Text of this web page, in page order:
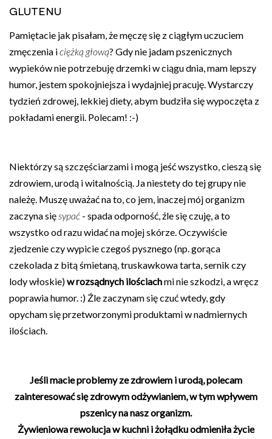
glutenu
Pamiętacie jak pisałam, że męczę się z ciągłym uczuciem
zmęczenia iciężką głową? Gdy nie jadam pszenicznych
wypieków nie potrzebuję drzemki w ciągu dnia, mam lepszy
humor, jestem spokojniejsza i wydajniej pracuję. Wystarczy
tydzień zdrowej, lekkiej diety, abym budziła się wypoczęta z
pokładami energii. Polecam! :-)
Niektórzy są szczęściarzami i mogą jeść wszystko, cieszą się
zdrowiem, urodą i witalnością. Ja niestety do tej grupy nie
należę. Muszę uważać na to, co jem, inaczej mój organizm
zaczyna sięsypać - spada odporność, źle się czuję, a to
wszystko od razu widać na mojej skórze. Oczywiście
zjedzenie czy wypicie czegoś pysznego (np. gorąca
czekolada z bitą śmietaną, truskawkowa tarta, sernik czy
lody włoskie)w rozsądnych ilościachmi nie szkodzi, a wręcz
poprawia humor. :) Źle zaczynam się czuć wtedy, gdy
opycham się przetworzonymi produktami w nadmiernych
ilościach.
Jeśli macie problemy ze zdrowiem i urodą, polecam
zainteresować się zdrowym odżywianiem, w tym wpływem
pszenicy na nasz organizm.
Żywieniowa rewolucja w kuchni i żołądku odmieniła życie